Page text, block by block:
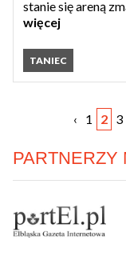
stanie się areną
więcej
TANIEC
‹ 1 2 3
PARTNERZY